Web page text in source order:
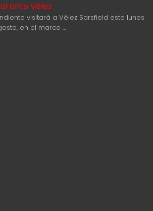
ante Vélez
visitará a Vélez Sarsfield este lunes
en el marco …